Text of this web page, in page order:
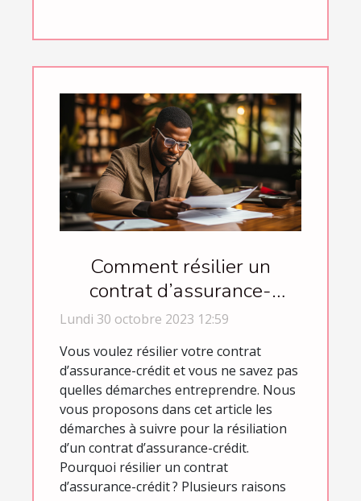
Comment résilier un
contrat d’assurance-
crédit ?
Lundi 30 octobre 2023 12:59
Vous voulez résilier votre contrat
d’assurance-crédit et vous ne savez pas
quelles démarches entreprendre. Nous
vous proposons dans cet article les
démarches à suivre pour la résiliation
d’un contrat d’assurance-crédit.
Pourquoi résilier un contrat
d’assurance-crédit ? Plusieurs raisons